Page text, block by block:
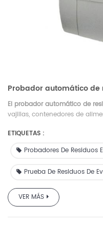
Probador automático de
El probador automático de
vajillas, contenedores de
para paredes interiores de
vegetal, etc.
ETIQUETAS :
Probadores De Residuos
Prueba De Residuos De
VER MÁS